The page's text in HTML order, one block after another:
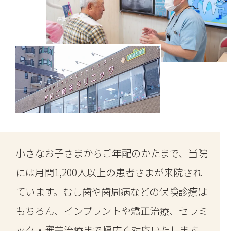
小さなお子さまからご年配のかたまで、当院
には月間1,200人以上の患者さまが来院され
ています。むし歯や歯周病などの保険診療は
もちろん、インプラントや矯正治療、セラミ